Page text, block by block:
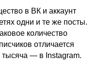
в ВК и аккаунт
одни и те же посты.
количество
отличается
— в Instagram.